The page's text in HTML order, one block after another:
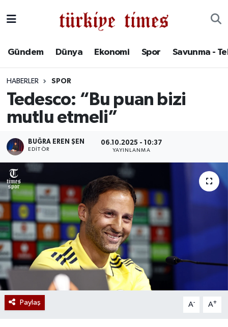
Gündem Dünya Ekonomi Spor Savunma -
HABERLER SPOR
Tedesco: “Bu puan bizi
mutlu etmeli”
BUĞRA EREN ŞEN
EDITÖR
06.10.2025 - 10:37
YAYINLANMA
Paylaş A- A+
Spor
Savunma - Teknoloji
Kültür - Sanat
Yaşam
Tüm Manşetler
Son Dakika Haberleri
Haber Arşivi